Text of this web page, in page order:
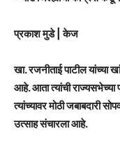
प्रकाश मुडे | केज
खा. रजनीताई पाटील यांच्या
आहे. आता त्यांची राज्यसभेच्या
त्यांच्यावर मोठी जबाबदारी
उत्साह संचारला आहे.